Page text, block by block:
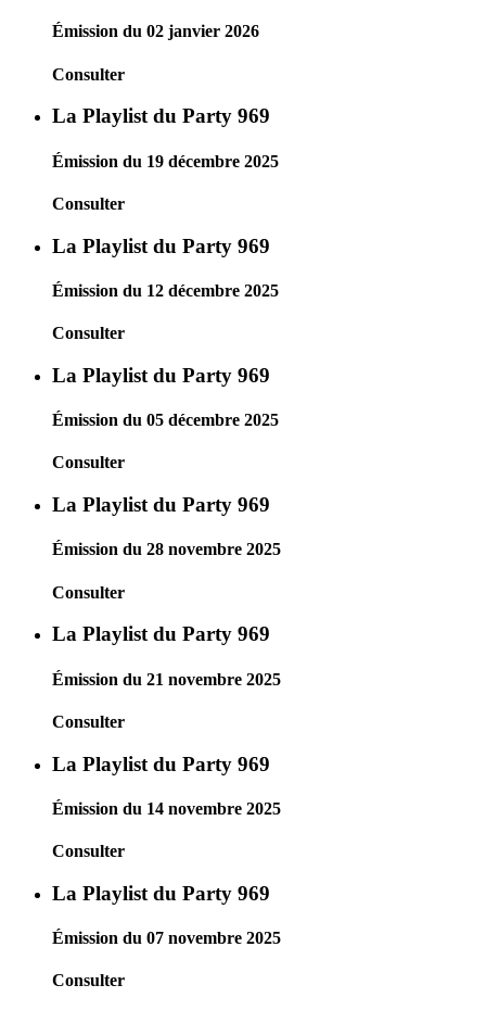
Émission du 02 janvier 2026
Consulter
La Playlist du Party 969
Émission du 19 décembre 2025
Consulter
La Playlist du Party 969
Émission du 12 décembre 2025
Consulter
La Playlist du Party 969
Émission du 05 décembre 2025
Consulter
La Playlist du Party 969
Émission du 28 novembre 2025
Consulter
La Playlist du Party 969
Émission du 21 novembre 2025
Consulter
La Playlist du Party 969
Émission du 14 novembre 2025
Consulter
La Playlist du Party 969
Émission du 07 novembre 2025
Consulter